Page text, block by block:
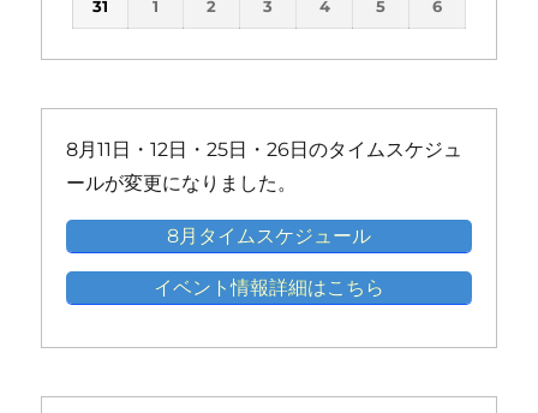
ト)
ト)
ト)
ト)
ト)
ト)
イ
ン
イ
ン
イ
ン
イ
ン
イ
ン
イ
ン
ト)
ト)
ト)
ト)
ト)
31 1 2 3 4 5 6
8月11日・12日・25日・26日のタイムスケジュ
ールが変更になりました。
8月タイムスケジュール
イベント情報詳細はこちら